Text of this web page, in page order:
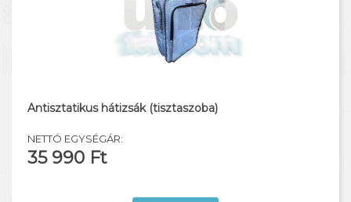
Antisztatikus hátizsák (tisztaszoba)
NETTÓ EGYSÉGÁR:
35 990 Ft